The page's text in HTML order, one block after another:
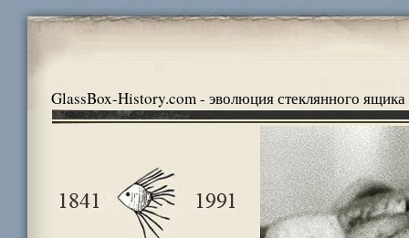
GlassBox-History.com - эволюция стеклянного ящика